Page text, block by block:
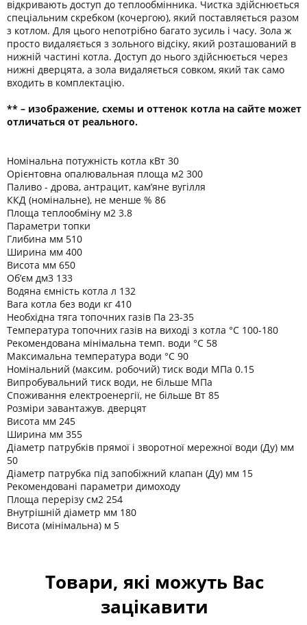
відкривають доступ до теплообмінника. Чистка здійснюється
спеціальним скребком (кочергою), який поставляється разом
з котлом. Для цього непотрібно багато зусиль і часу. Зола ж
просто видаляється з зольного відсіку, який розташований в
нижній частині котла. Доступ до нього здійснюється через
нижні дверцята, а зола видаляється совком, який так само
входить в комплектацію.
** – изображение, схемы и оттенок котла на сайте может
отличаться от реального.
Номінальна потужність котла кВт 30
Орієнтовна опалювальная площа м2 300
Паливо - дрова, антрацит, кам’яне вугілля
ККД (номінальне), не менше % 86
Площа теплообміну м2 3.8
Параметри топки
Глибина мм 510
Ширина мм 400
Висота мм 650
Об’єм дм3 133
Водяна ємність котла л 132
Вага котла без води кг 410
Необхідна тяга топочних газів Па 23-35
Температура топочних газів на виході з котла °C 100-180
Рекомендована мінімальна темп. води °C 58
Максимальна температура води °C 90
Номінальний (максим. робочий) тиск води МПа 0.15
Випробувальний тиск води, не більше МПа
Споживання електроенергії, не більше Вт 85
Розміри завантажув. дверцят
Висота мм 245
Ширина мм 355
Діаметр патрубків прямої і зворотної мережної води (Ду) мм
50
Діаметр патрубка під запобіжний клапан (Ду) мм 15
Рекомендовані параметри димоходу
Площа перерізу см2 254
Внутрішній діаметр мм 180
Висота (мінімальна) м 5
Товари, які можуть Вас
зацікавити